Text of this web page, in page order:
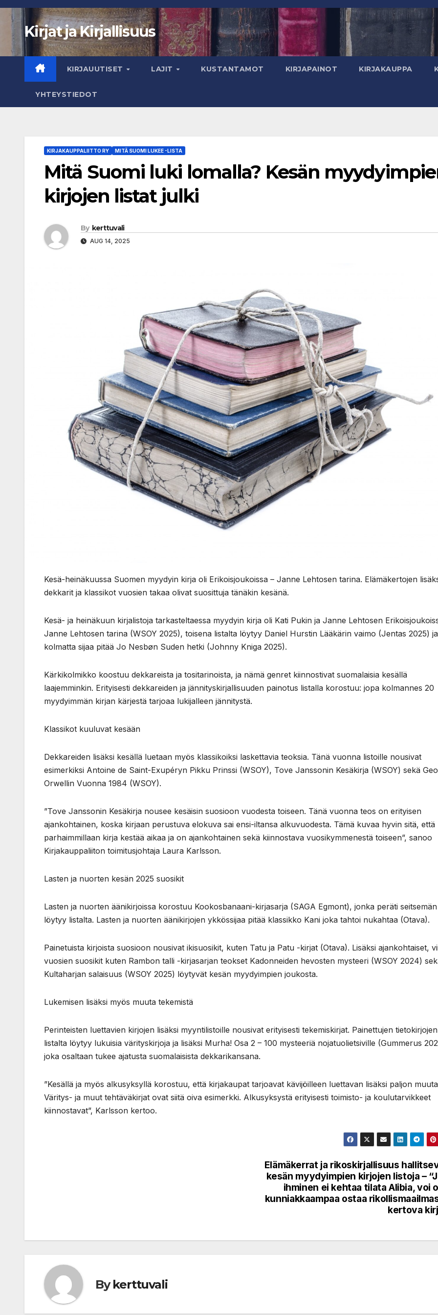
Skip
contentKirjat ja Kirjallisuus
KIRJAUUTISET LAJIT KUSTANTAMOT KIRJAPAINOT KIRJAKAUPPA
YHTEYSTIEDOT
KIRJAKAUPPALIITTO RY MITÄ SUOMI LUKEE -LISTA
Mitä Suomi luki lomalla? Kesän
kirjojen listat julki
By kerttuvali
AUG 14, 2025
Kesä-heinäkuussa Suomen myydyin kirja oli Erikoisjoukoissa – Janne Lehtosen tarina. Elämäkertojen
dekkarit ja klassikot vuosien takaa olivat suosittuja tänäkin kesänä.
Kesä- ja heinäkuun kirjalistoja tarkasteltaessa myydyin kirja oli Kati Pukin ja Janne Lehtosen
Janne Lehtosen tarina (WSOY 2025), toisena listalta löytyy Daniel Hurstin Lääkärin vaimo (Jentas 2025) ja
kolmatta sijaa pitää Jo Nesbøn Suden hetki (Johnny Kniga 2025).
Kärkikolmikko koostuu dekkareista ja tositarinoista, ja nämä genret kiinnostivat suomalaisia kesällä
laajemminkin. Erityisesti dekkareiden ja jännityskirjallisuuden painotus listalla korostuu: jopa kolmannes 20
myydyimmän kirjan kärjestä tarjoaa lukijalleen jännitystä.
Klassikot kuuluvat kesään
Dekkareiden lisäksi kesällä luetaan myös klassikoiksi laskettavia teoksia. Tänä vuonna listoille nousivat
esimerkiksi Antoine de Saint-Exupéryn Pikku Prinssi (WSOY), Tove Janssonin Kesäkirja (WSOY) sekä
Orwellin Vuonna 1984 (WSOY).
”Tove Janssonin Kesäkirja nousee kesäisin suosioon vuodesta toiseen. Tänä vuonna teos on erityisen
ajankohtainen, koska kirjaan perustuva elokuva sai ensi-iltansa alkuvuodesta. Tämä kuvaa hyvin sitä, että
parhaimmillaan kirja kestää aikaa ja on ajankohtainen sekä kiinnostava vuosikymmenestä toiseen”, sanoo
Kirjakauppaliiton toimitusjohtaja Laura Karlsson.
Lasten ja nuorten kesän 2025 suosikit
Lasten ja nuorten äänikirjoissa korostuu Kookosbanaani-kirjasarja (SAGA Egmont), jonka peräti
löytyy listalta. Lasten ja nuorten äänikirjojen ykkössijaa pitää klassikko Kani joka tahtoi nukahtaa (Otava).
Painetuista kirjoista suosioon nousivat ikisuosikit, kuten Tatu ja Patu -kirjat (Otava). Lisäksi ajankohtaiset,
vuosien suosikit kuten Rambon talli -kirjasarjan teokset Kadonneiden hevosten mysteeri (WSOY 2024)
Kultaharjan salaisuus (WSOY 2025) löytyvät kesän myydyimpien joukosta.
Lukemisen lisäksi myös muuta tekemistä
Perinteisten luettavien kirjojen lisäksi myyntilistoille nousivat erityisesti tekemiskirjat. Painettujen tietokirjojen
listalta löytyy lukuisia värityskirjoja ja lisäksi Murha! Osa 2 – 100 mysteeriä nojatuolietsiville (Gummerus
joka osaltaan tukee ajatusta suomalaisista dekkarikansana.
”Kesällä ja myös alkusyksyllä korostuu, että kirjakaupat tarjoavat kävijöilleen luettavan lisäksi paljon
Väritys- ja muut tehtäväkirjat ovat siitä oiva esimerkki. Alkusyksystä erityisesti toimisto- ja koulutarvikkeet
kiinnostavat”, Karlsson kertoo.
Elämäkerrat ja rikoskirjallisuus
kesän myydyimpien kirjojen listoja –
ihminen ei kehtaa tilata Alibia, voi
kunniakkaampaa ostaa
kertova
Bykerttuvali